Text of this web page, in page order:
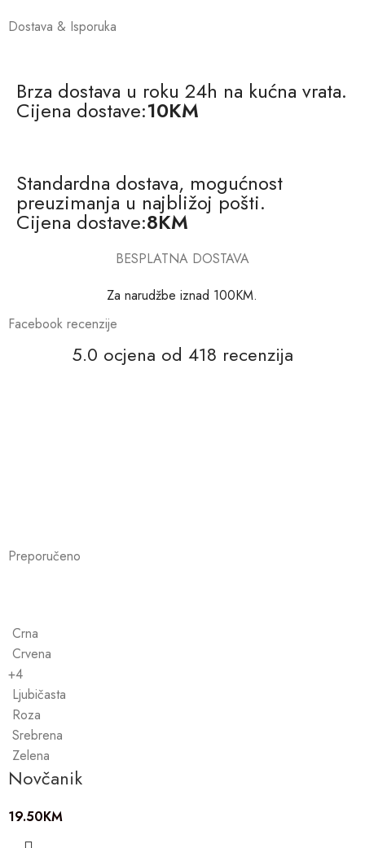
Dostava & Isporuka
Brza dostava u roku 24h na kućna vrata.
Cijena dostave:10KM
Standardna dostava, mogućnost
preuzimanja u najbližoj pošti.
Cijena dostave:8KM
BESPLATNA DOSTAVA
Za narudžbe iznad 100KM.
Facebook recenzije
5.0 ocjena od 418 recenzija
Preporučeno
Crna
Crvena
+4
Ljubičasta
Roza
Srebrena
Zelena
Novčanik
19.50KM